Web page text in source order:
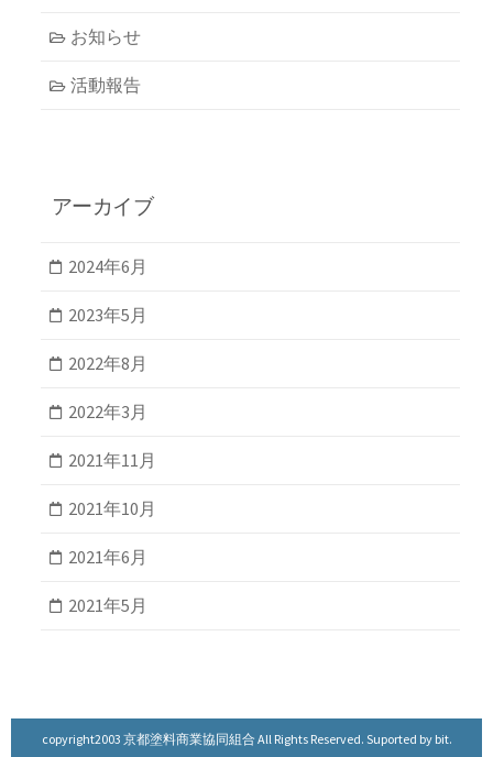
お知らせ
活動報告
アーカイブ
2024年6月
2023年5月
2022年8月
2022年3月
2021年11月
2021年10月
2021年6月
2021年5月
copyright2003 京都塗料商業協同組合 All Rights Reserved. Suported by bit.